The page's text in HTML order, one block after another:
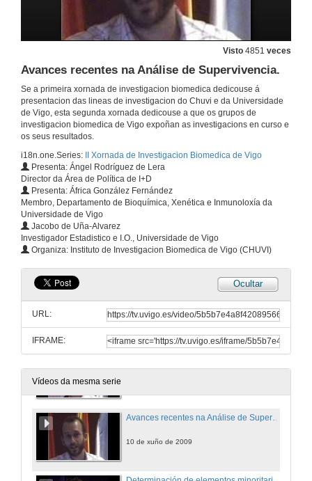
Visto 4851 veces
Avances recentes na Análise de Supervivencia.
Se a primeira xornada de investigacion biomedica dedicouse á
presentacion das lineas de investigacion do Chuvi e da Universidade
de Vigo, esta segunda xornada dedicouse a que os grupos de
investigacion biomedica de Vigo expoñan as investigacions en curso e
os seus resultados.
i18n.one.Series:
II Xornada de Investigacion Biomedica de Vigo
Presenta: Ángel Rodríguez de Lera
Director da Área de Política de I+D
Presenta: África González Fernández
Membro, Departamento de Bioquímica, Xenética e Inmunoloxía da
Universidade de Vigo
Jacobo de Uña-Alvarez
Investigador Estadistico e I.O., Universidade de Vigo
Organiza: Instituto de Investigacion Biomedica de Vigo (CHUVI)
Ocultar
URL:
IFRAME:
Vídeos da mesma serie
10 de xuño de 2009
BioSearch: búsqueda de patrons proteicos asociados a distintos tipos de cancro.
10 de xuño de 2009
Valoración do Índice de saturación de transferrina (ist) como marcador de detección precoz de hemocromatosis. Prevalencia e xenotipo na población do sur de Galicia.
10 de xuño de 2009
10 de xuño de 2009
10 de xuño de 2009
Ablación láser UV de misturas de quitosano e PBS para enxeñería de tecidos e medicina rexenerativa.
10 de xuño de 2009
Arotenoides de Pirazinas como Agonistas Inversos Selectivos de RAR-αβ
Avances recentes na Análise de Supervivencia.
10 de xuño de 2009